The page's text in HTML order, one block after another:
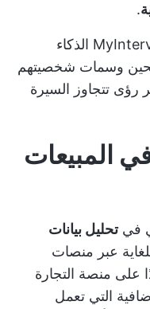
.
وتستخدم بعض الأدوات مثل MyInterview الذكاء
وسمات شخصيتهم
رؤى تتجاوز السيرة
المبيعات
فيتحليل بيانات
عبر منصات
على منصة التجارة
التي تعمل